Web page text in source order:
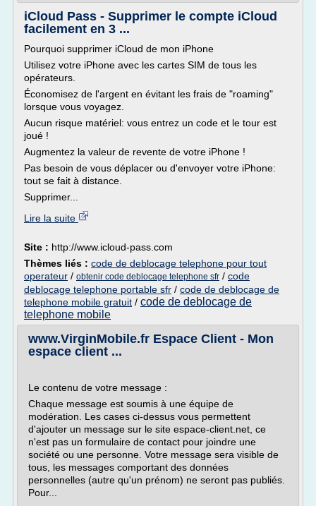
iCloud Pass - Supprimer le compte iCloud
facilement en 3 ...
Pourquoi supprimer iCloud de mon iPhone
Utilisez votre iPhone avec les cartes SIM de tous les
opérateurs.
Économisez de l'argent en évitant les frais de "roaming"
lorsque vous voyagez.
Aucun risque matériel: vous entrez un code et le tour est
joué !
Augmentez la valeur de revente de votre iPhone !
Pas besoin de vous déplacer ou d'envoyer votre iPhone:
tout se fait à distance.
Supprimer...
Lire la suite
Site : http://www.icloud-pass.com
Thèmes liés : code de deblocage telephone pour tout
operateur / obtenir code deblocage telephone sfr / code
deblocage telephone portable sfr / code de deblocage de
telephone mobile gratuit / code de deblocage de
telephone mobile
www.VirginMobile.fr Espace Client - Mon
espace client ...
Le contenu de votre message :
Chaque message est soumis à une équipe de
modération. Les cases ci-dessus vous permettent
d'ajouter un message sur le site espace-client.net, ce
n'est pas un formulaire de contact pour joindre une
société ou une personne. Votre message sera visible de
tous, les messages comportant des données
personnelles (autre qu'un prénom) ne seront pas publiés.
Pour...